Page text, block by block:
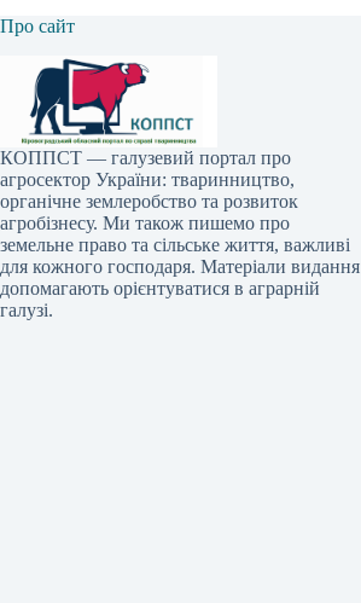
Про сайт
КОППСТ — галузевий портал про
агросектор України: тваринництво,
органічне землеробство та розвиток
агробізнесу. Ми також пишемо про
земельне право та сільське життя, важливі
для кожного господаря. Матеріали видання
допомагають орієнтуватися в аграрній
галузі.